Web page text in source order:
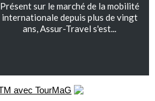
Présent sur le marché de la mobilité
internationale depuis plus de vingt
ans, Assur-Travel s'est...